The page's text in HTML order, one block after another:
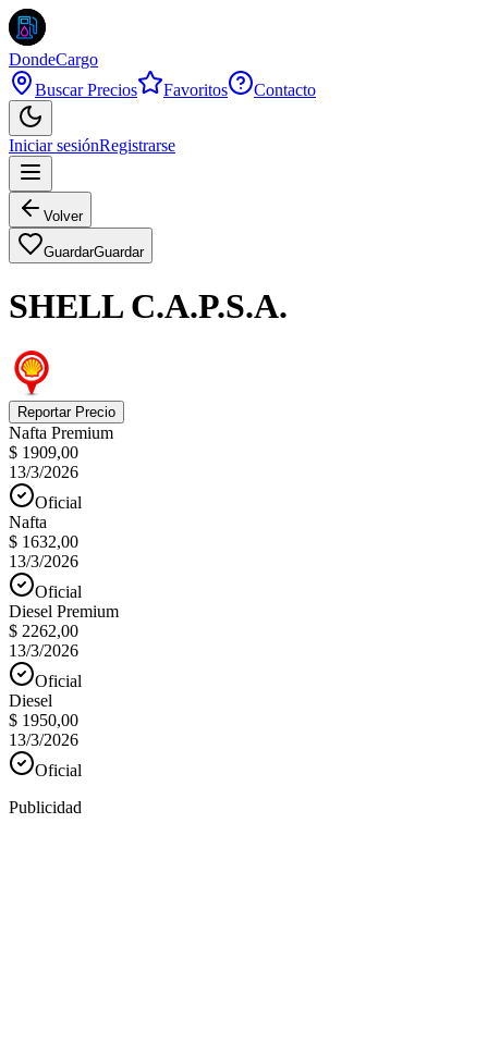
DondeCargo
Buscar Precios
Favoritos Contacto
Iniciar sesiónRegistrarse
Volver
GuardarGuardar
SHELL C.A.P.S.A.
Reportar Precio
Nafta Premium
$ 1909,00
13/3/2026
Oficial
Nafta
$ 1632,00
13/3/2026
Oficial
Diesel Premium
$ 2262,00
13/3/2026
Oficial
Diesel
$ 1950,00
13/3/2026
Oficial
Publicidad